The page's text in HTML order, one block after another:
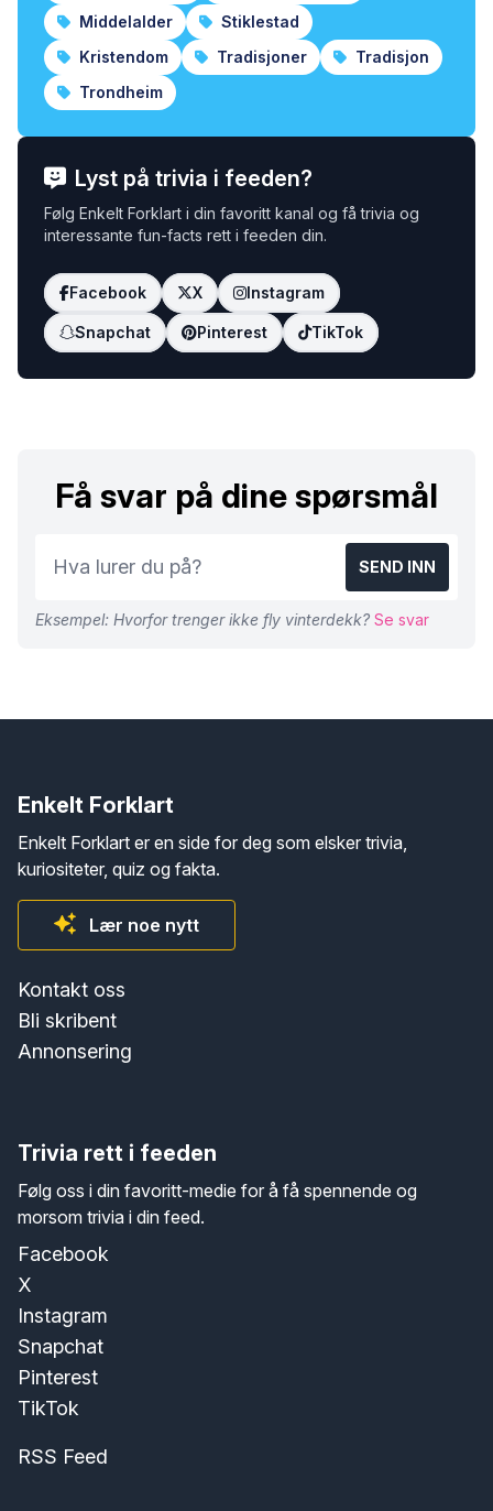
Middelalder
Stiklestad
Kristendom
Tradisjoner
Tradisjon
Trondheim
Lyst på trivia i feeden?
Følg Enkelt Forklart i din favoritt kanal og få trivia og
interessante fun-facts rett i feeden din.
Facebook X Instagram
Snapchat Pinterest TikTok
Få svar på dine spørsmål
SEND INN
Eksempel: Hvorfor trenger ikke fly vinterdekk? Se svar
Enkelt Forklart
Enkelt Forklart er en side for deg som elsker trivia,
kuriositeter, quiz og fakta.
Lær noe nytt
Kontakt oss
Bli skribent
Annonsering
Trivia rett i feeden
Følg oss i din favoritt-medie for å få spennende og
morsom trivia i din feed.
Facebook
X
Instagram
Snapchat
Pinterest
TikTok
RSS Feed